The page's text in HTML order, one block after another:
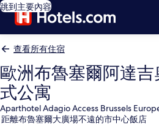
跳到主要內容
查看所有住宿
歐洲布魯塞爾阿達
式公寓
Aparthotel Adagio Access Brussels
距離布魯塞爾大廣場不遠的市中心飯店